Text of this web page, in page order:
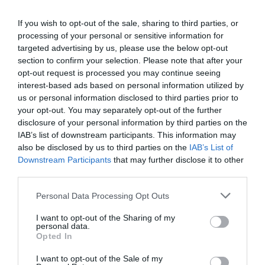
If you wish to opt-out of the sale, sharing to third parties, or
processing of your personal or sensitive information for
targeted advertising by us, please use the below opt-out
section to confirm your selection. Please note that after your
opt-out request is processed you may continue seeing
interest-based ads based on personal information utilized by
us or personal information disclosed to third parties prior to
your opt-out. You may separately opt-out of the further
disclosure of your personal information by third parties on the
IAB’s list of downstream participants. This information may
also be disclosed by us to third parties on the IAB’s List of
Downstream Participants that may further disclose it to other
Personal Data Processing Opt Outs
I want to opt-out of the Sharing of my
personal data.
Opted In
I want to opt-out of the Sale of my
pentru a se întreține. În timp ce, în 2010, au fost
expulzați343 de cetățeni ai Uniunii Europene, cifra a
crescut la965 în 2011, și s-a dublat în 2012,
ajungând la 1.918 expulzări. Potrivit ministrului
belgian pentru azil și imigrație, Maggie De Block, până
în septembrie 2013 fuseseră expulzați din Belgia
1.130 de cetățeni europeni.
Motivul invocat pentru a justifica majoritatea acestor
expulzări, care uneori afectează persoane care
locuiesc de mulți ani în Belgia, este
irațională”pentru sistemul social, concept stipulat în
directiva europeană care reglementează libera